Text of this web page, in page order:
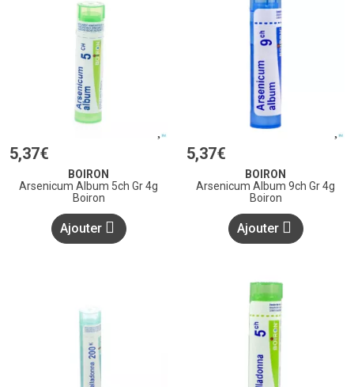
5,37€
BOIRON
Arsenicum Album 5ch Gr 4g
Boiron
Ajouter
5,37€
BOIRON
Arsenicum Album 9ch Gr 4g
Boiron
Ajouter